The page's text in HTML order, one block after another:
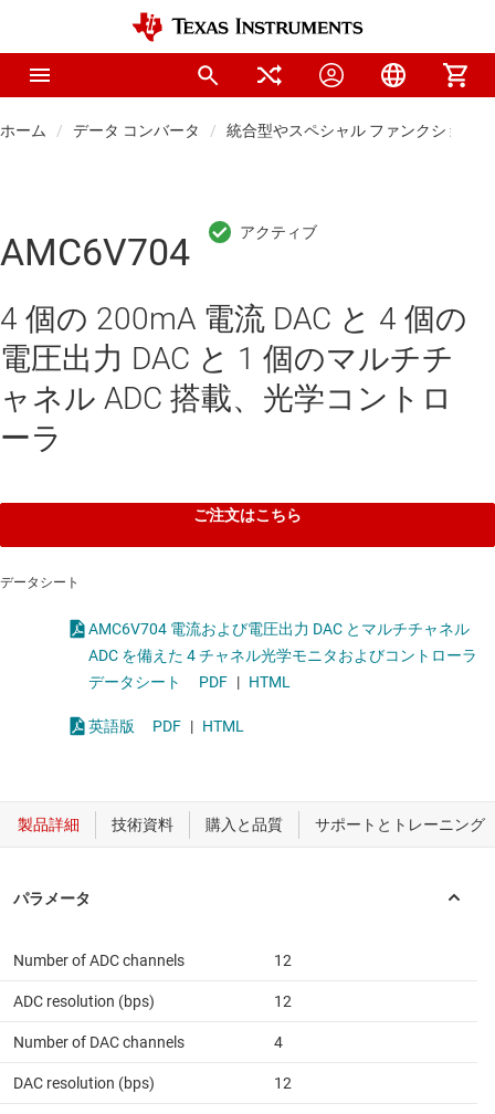
ホーム データ コンバータ 統合型やスペシャル ファンクション
AMC6V704
4 個の 200mA 電流 DAC と 4 個の
電圧出力 DAC と 1 個のマルチチ
ャネル ADC 搭載、光学コントロ
ーラ
ご注文はこちら
データシート
AMC6V704 電流および電圧出力 DAC とマルチチャネル
ADC を備えた 4 チャネル光学モニタおよびコントローラ
データシート
PDF | HTML
英語版 PDF | HTML
Number of ADC channels 12
ADC resolution (bps) 12
Number of DAC channels 4
DAC resolution (bps) 12